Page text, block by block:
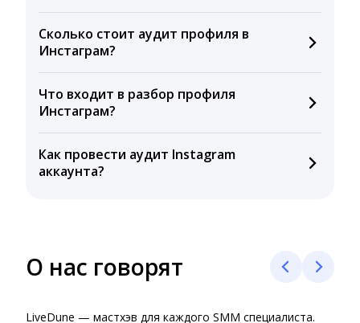
качество, которая поможет найти точки роста в
продвижении и понять, как правильно исправить
Сколько стоит аудит профиля в
Инстаграм?
доступен вам весь месяц. Ознакомиться с
тарифами можно
Что входит в разбор профиля
Инстаграм?
аудитории, качества контента страницы и
сравнение с конкурентами.
Как провести аудит Instagram
аккаунта?
О нас говорят
LiveDune — мастхэв для каждого SMM специалиста.